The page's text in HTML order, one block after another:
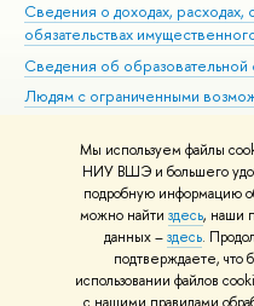
Мы используем файлы
НИУ ВШЭ и большего
подробную информацию
можно найти здесь, наши
данных –здесь.
подтверждаете, что
использовании файлов
Сведения о доходах, расходах,
обязательствах
Сведения об образовательной
Людям с ограниченными
Работа в Вышке
© НИУ ВШЭ 1993–2026 Адреса